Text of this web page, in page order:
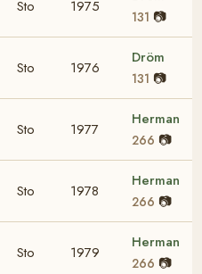
Sto 1975
131 📷
Sto 1976
Dröm
131 📷
Sto 1977
Herman
266 📷
Sto 1978
Herman
266 📷
Sto 1979
Herman
266 📷